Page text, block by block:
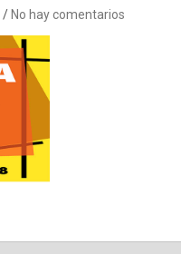
No hay comentarios